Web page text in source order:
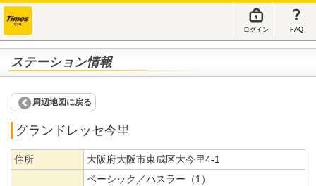
ログイン FAQ
ステーション情報
周辺地図に戻る
グランドレッセ今里
住所 大阪府大阪市東成区大今里4-1
ベーシック／ハスラー（1）